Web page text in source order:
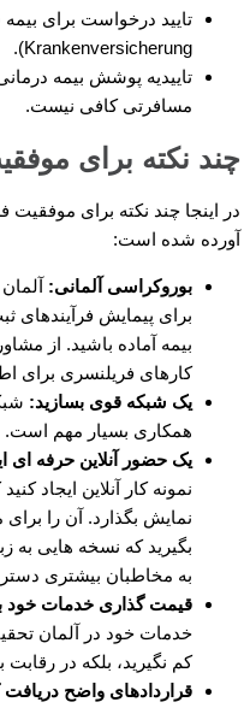
Krankenversicherung).
تاییدیه پوشش بیمه
مسافرتی کافی نیست.
چند نکته برای
در اینجا چند نکته برای موفقیت
آورده شده است:
بوروکراسی آلمانی:
برای پیمایش فرآیندهای
کارهای فریلنسری برای
یک شبکه قوی بسازید:
همکاری بسیار مهم است.
یک حضور آنلاین حرفه ای
نمونه کار آنلاین ایجاد
نمایش بگذارد. آن را
بگیرید که نسخه هایی به
به مخاطبان بیشتری
قیمت گذاری خدمات خود
خدمات خود در آلمان
کم نگیرید، بلکه در رقابت
قراردادهای واضح دریافت